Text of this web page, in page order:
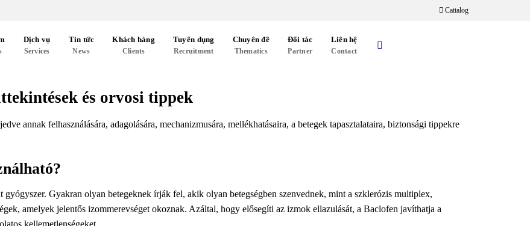
Cattalog
Dịch vụ
Services
Tin tức
News
Khách hàng
Clients
Tuyển dụng
Recruitment
Chuyên đề
Thematics
Đối tác
Partner
Liên hệ
Contact
és orvosi tippek
annak felhasználására, adagolására, mechanizmusára, mellékhatásaira, a betegek tapasztalataira, biztonsági tippekre
gyógyszer. Gyakran olyan betegeknek írják fel, akik olyan betegségben szenvednek, mint a szklerózis multiplex,
amelyek jelentős izommerevséget okoznak. Azáltal, hogy elősegíti az izmok ellazulását, a Baclofen javíthatja a